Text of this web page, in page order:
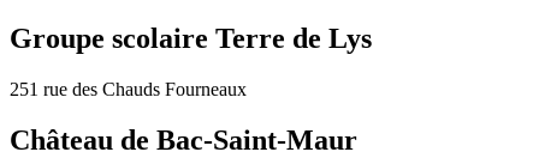
Groupe scolaire Terre de Lys
251 rue des Chauds Fourneaux
Château de Bac-Saint-Maur